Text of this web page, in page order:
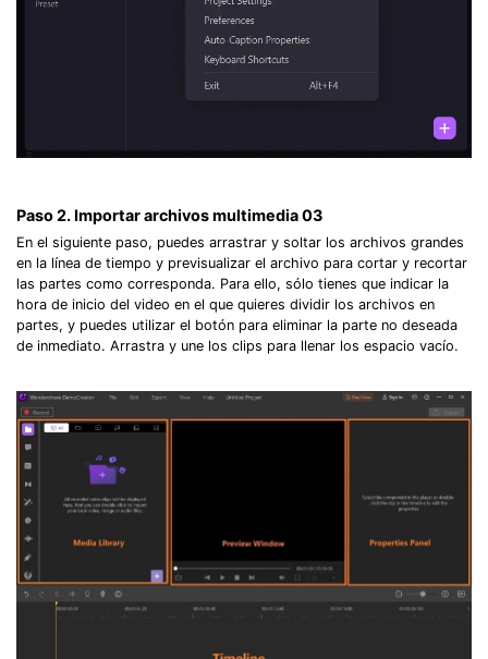
Paso 2. Importar archivos multimedia 03
En el siguiente paso, puedes arrastrar y soltar los archivos grandes
en la línea de tiempo y previsualizar el archivo para cortar y recortar
las partes como corresponda. Para ello, sólo tienes que indicar la
hora de inicio del video en el que quieres dividir los archivos en
partes, y puedes utilizar el botón para eliminar la parte no deseada
de inmediato. Arrastra y une los clips para llenar los espacio vacío.